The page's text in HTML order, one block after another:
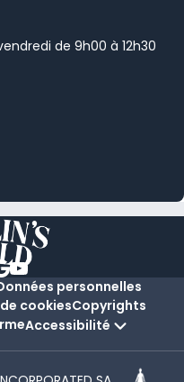
de 9h00 à 12h30
personnelles
cookiesCopyrights
Accessibilité